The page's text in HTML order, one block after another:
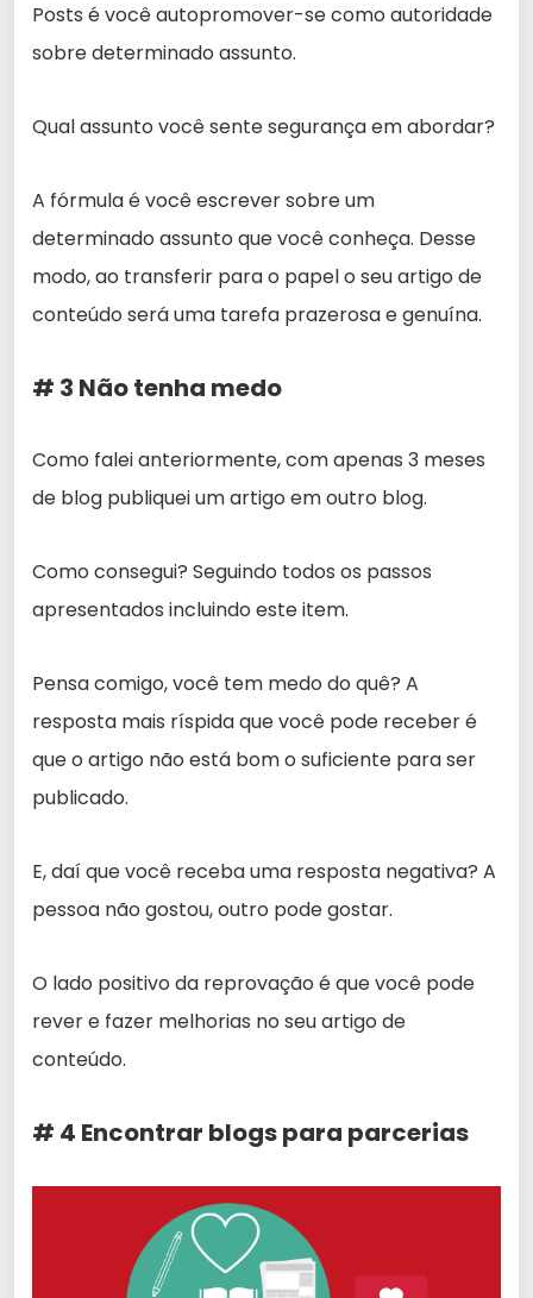
Posts é você autopromover-se como autoridade
sobre determinado assunto.
Qual assunto você sente segurança em abordar?
A fórmula é você escrever sobre um
determinado assunto que você conheça. Desse
modo, ao transferir para o papel o seu artigo de
conteúdo será uma tarefa prazerosa e genuína.
# 3 Não tenha medo
Como falei anteriormente, com apenas 3 meses
de blog publiquei um artigo em outro blog.
Como consegui? Seguindo todos os passos
apresentados incluindo este item.
Pensa comigo, você tem medo do quê? A
resposta mais ríspida que você pode receber é
que o artigo não está bom o suficiente para ser
publicado.
E, daí que você receba uma resposta negativa? A
pessoa não gostou, outro pode gostar.
O lado positivo da reprovação é que você pode
rever e fazer melhorias no seu artigo de
conteúdo.
# 4 Encontrar blogs para parcerias